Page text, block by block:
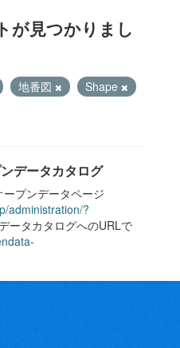
が見つかりまし
地番図
Shape
データカタログ
プンデータページ
administration/?
ータカタログへのURLで